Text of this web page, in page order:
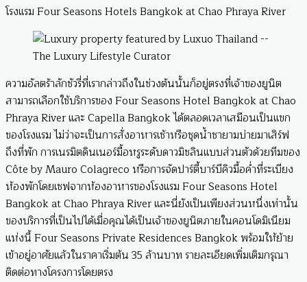
โรงแรม Four Seasons Hotels Bangkok at Chao Phraya River
ความอัลตร้าลักชัวรี่ที่เรากล่าวถึงในช่วงต้นนั้นก็อยู่ตรงที่เจ้าของยูนิต
สามารถเลือกใช้บริการของ Four Seasons Hotel Bangkok at Chao
Phraya River และ Capella Bangkok ได้ตลอดเวลาเสมือนเป็นแขก
ของโรงแรม ไม่ว่าจะเป็นการสั่งอาหารเช้าหรือชุดน้ำชายามบ่ายมาเสิร์ฟ
ถึงที่พัก การเนรมิตดินเนอร์มื้อหรูระดับดาวมิชลินแบบส่วนตัวด้วยทีมของ
Côte by Mauro Colagreco หรือการจัดปาร์ตี้บาร์บีคิวมื้อค่ำที่ระเบียง
ห้องพักโดยเชฟจากห้องอาหารของโรงแรม Four Seasons Hotel
Bangkok at Chao Phraya River และนี่ยังเป็นเพียงส่วนหนึ่งเท่านั้น
ของบริการที่เป็นไปได้เมื่อคุณได้เป็นเจ้าของยูนิตภายในคอนโดมิเนียม
แห่งนี้ Four Seasons Private Residences Bangkok พร้อมให้ย้าย
เข้าอยู่อาศัยแล้วในราคาเริ่มต้น 35 ล้านบาท รายละเอียดเพิ่มเติมกรุณา
ติดต่อทางโครงการโดยตรง